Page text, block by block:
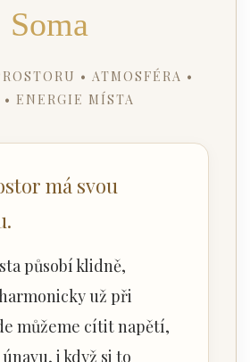
Soma
• ATMOSFÉRA •
ENERGIE MÍSTA
má svou
působí klidně,
už při
můžeme cítit napětí,
i když si to